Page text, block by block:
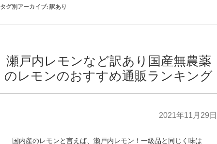
タグ別アーカイブ:訳あり
瀬戸内レモンなど訳あり国産無農薬
のレモンのおすすめ通販ランキング
2021年11月29日
国内産のレモンと言えば、瀬戸内レモン！一級品と同じく味は